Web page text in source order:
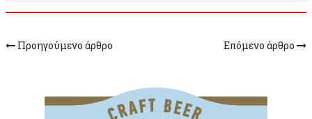
Προηγούμενο άρθρο Επόμενο άρθρο